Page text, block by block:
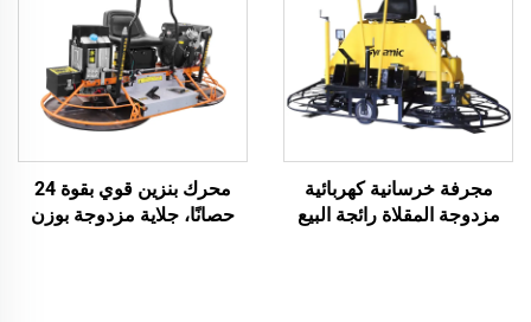
مجرفة خرسانية كهربائية
مزدوجة المقلاة رائجة البيع
محرك بنزين قوي بقوة 24
حصانًا، جلاية مزدوجة بوزن